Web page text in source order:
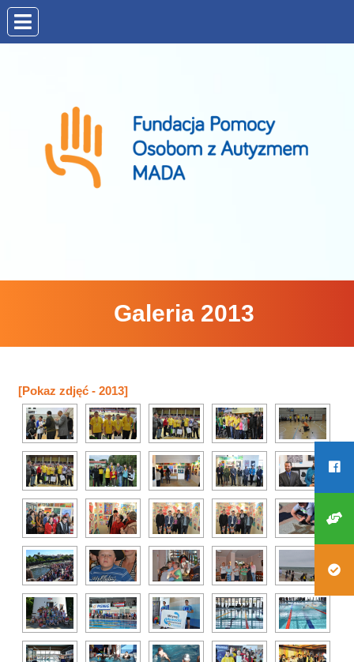
Galeria 2013
[Pokaz zdjęć - 2013]